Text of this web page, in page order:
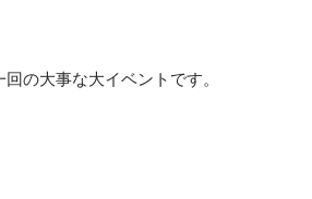
回の大事な大イベントです。